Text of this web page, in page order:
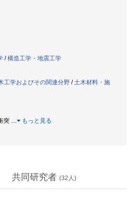
/構造工学・地震工学
工学およびその関連分野 /土木材料・施
突 … もっと見る
共同研究者 (32 人)